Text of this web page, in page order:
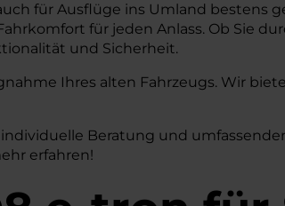
für Ausflüge ins Umland bestens
für jeden Anlass. Ob Sie
und Sicherheit.
Ihres alten Fahrzeugs. Wir
Beratung und
erfahren!